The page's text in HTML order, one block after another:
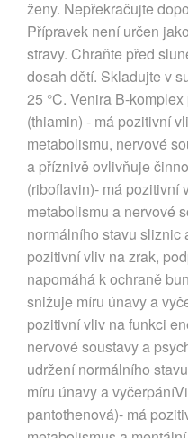
ženy. Nepřekračujte
Přípravek není určen
stravy. Chraňte před
dosah dětí. Skladujte v
25 °C. Venira B-
(thiamin) - má pozitivní
metabolismu, nervové
a příznivě ovlivňuje
(riboflavin)- má pozitivní
metabolismu a nervové
normálního stavu sliznic
pozitivní vliv na zrak,
napomáhá k ochraně
snižuje míru únavy a
pozitivní vliv na funkci
nervové soustavy a
udržení normálního
míru únavy a
pantothenová)- má